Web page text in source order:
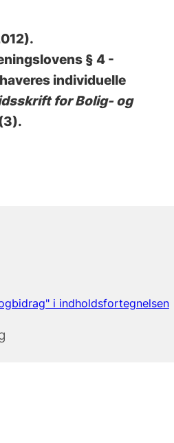
§ 4 -
individuelle
for Bolig- og
i indholdsfortegnelsen